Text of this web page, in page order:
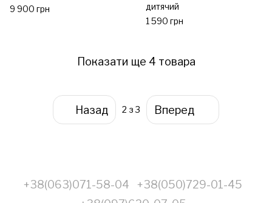
9 900 грн
дитячий
1 590 грн
Показати ще 4 товара
Назад 2 з 3 Вперед
+38(063)071-58-04
+38(050)729-01-45